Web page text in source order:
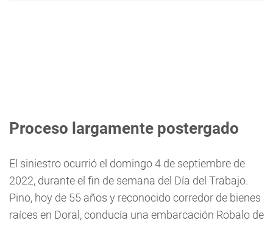
Proceso largamente postergado
El siniestro ocurrió el domingo 4 de septiembre de
2022, durante el fin de semana del Día del Trabajo.
Pino, hoy de 55 años y reconocido corredor de bienes
raíces en Doral, conducía una embarcación Robalo de